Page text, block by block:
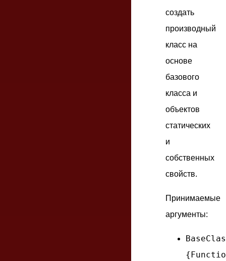
создать
производный
класс на
основе
базового
класса и
объектов
статических
и
собственных
свойств.
Принимаемые
аргументы: